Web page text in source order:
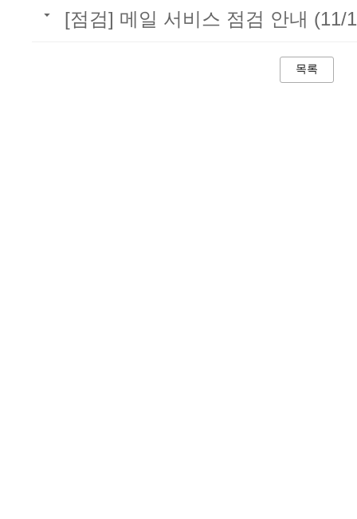
[점검] 메일 서비스 점검 안내 (11/
목록